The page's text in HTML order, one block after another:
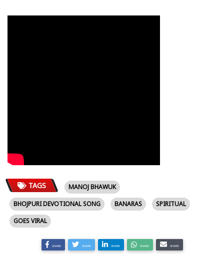
TAGS
MANOJ BHAWUK
BHOJPURI DEVOTIONAL SONG
BANARAS
SPIRITUAL
GOES VIRAL
SHARE SHARE SHARE SHARE SHARE